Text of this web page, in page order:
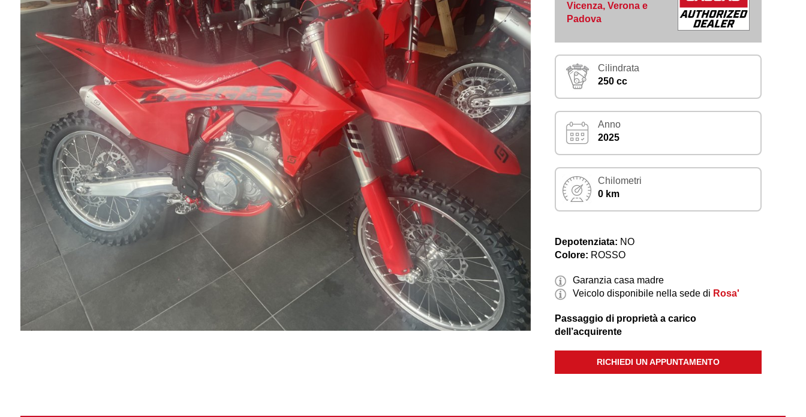
Vicenza, Verona e
Padova
Cilindrata
250 cc
Anno
2025
Chilometri
0 km
Depotenziata: NO
Colore: ROSSO
Garanzia casa madre
Veicolo disponibile nella sede di Rosa'
Passaggio di proprietà a carico
dell’acquirente
RICHIEDI UN APPUNTAMENTO